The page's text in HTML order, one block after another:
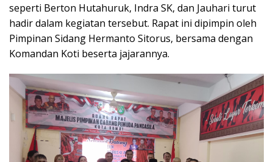
seperti Berton Hutahuruk, Indra SK, dan Jauhari turut
hadir dalam kegiatan tersebut. Rapat ini dipimpin oleh
Pimpinan Sidang Hermanto Sitorus, bersama dengan
Komandan Koti beserta jajarannya.